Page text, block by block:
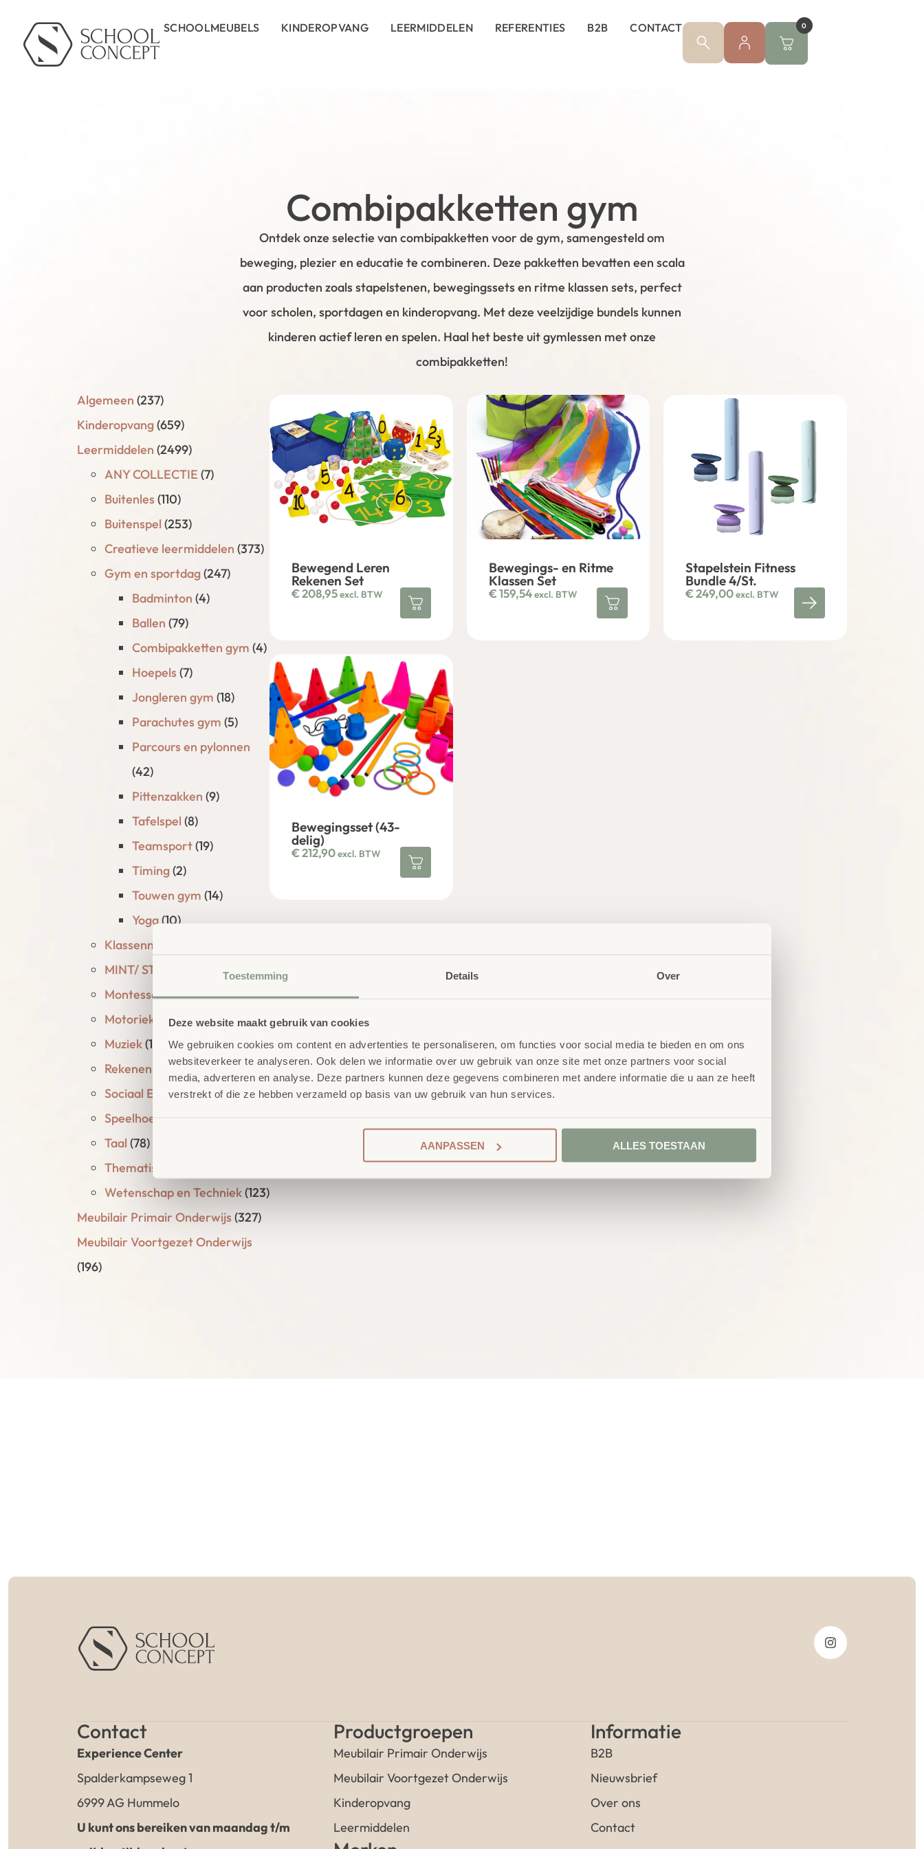
Toestemming Details Over
Deze website maakt gebruik van cookies
We gebruiken cookies om content en advertenties te personaliseren, om functies voor social media te bieden en om ons
websiteverkeer te analyseren. Ook delen we informatie over uw gebruik van onze site met onze partners voor social
media, adverteren en analyse. Deze partners kunnen deze gegevens combineren met andere informatie die u aan ze heeft
verstrekt of die ze hebben verzameld op basis van uw gebruik van hun services.
AANPASSEN ALLES TOESTAAN
SCHOOLMEUBELS KINDEROPVANG LEERMIDDELEN REFERENTIES B2B CONTACT 0
Combipakketten gym
Ontdek onze selectie van combipakketten voor de gym, samengesteld om
beweging, plezier en educatie te combineren. Deze pakketten bevatten een scala
aan producten zoals stapelstenen, bewegingssets en ritme klassen sets, perfect
voor scholen, sportdagen en kinderopvang. Met deze veelzijdige bundels kunnen
kinderen actief leren en spelen. Haal het beste uit gymlessen met onze
combipakketten!
Algemeen (237)
Kinderopvang(659)
Leermiddelen (2499)
ANY COLLECTIE (7)
Buitenles (110)
Buitenspel (253)
Creatieve leermiddelen (373)
Gym en sportdag(247)
Badminton (4)
Ballen (79)
Combipakketten gym (4)
Hoepels (7)
Jongleren gym (18)
Parachutes gym (5)
Parcours en pylonnen
(42)
Pittenzakken (9)
Tafelspel (8)
Teamsport(19)
Timing(2)
Touwen gym (14)
Yoga(10)
Klassenmanagement
MINT/ STEAM
Montessori(66)
Motoriek
(141)
Muziek(174)
Rekenen
(449)
Sociaal Emotioneel (14)
Speelhoeken
Taal (78)
Thematisch onderwijs
Wetenschap en Techniek(123)
Meubilair Primair Onderwijs (327)
Meubilair Voortgezet Onderwijs
(196)
Bewegend Leren
Rekenen Set
€208,95excl. BTW
Bewegings- en Ritme
Klassen Set
€159,54excl. BTW
Stapelstein Fitness
Bundle 4/St.
€249,00excl. BTW
Bewegingsset (43-
delig)
€212,90excl. BTW
Contact
Experience Center
Spalderkampseweg 1
6999 AG Hummelo
U kunt ons bereiken van maandag t/m
Productgroepen
Meubilair Primair Onderwijs
Meubilair Voortgezet Onderwijs
Kinderopvang
Leermiddelen
Informatie
B2B
Nieuwsbrief
Over ons
Contact